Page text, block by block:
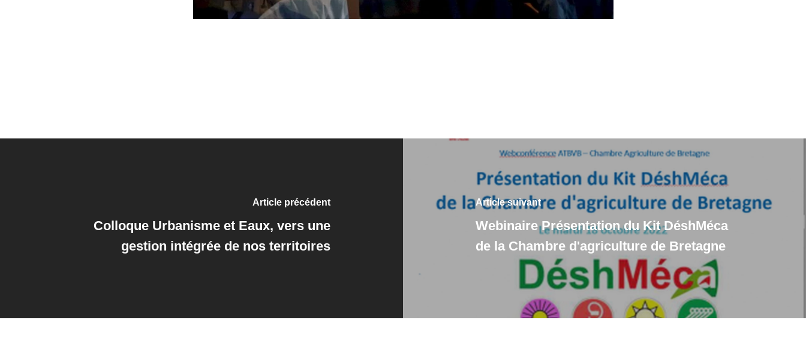
Article précédent
Colloque Urbanisme et Eaux, vers une
gestion intégrée de nos territoires
Article suivant
Webinaire Présentation du Kit DéshMéca
de la Chambre d'agriculture de Bretagne